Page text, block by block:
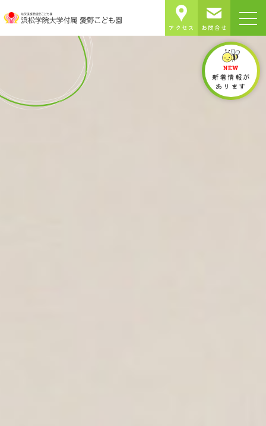
アクセス お問合せ
NEW
新着情報が
あります